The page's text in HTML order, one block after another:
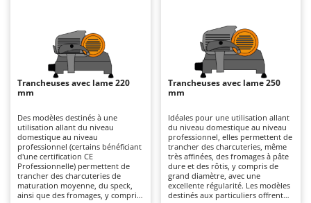
Bennes pour tracteur
Brosses pour sols extérieurs
Brouettes à moteur
Broyeurs à axe horizontal pour tracteur
Butteurs pour tracteur
C
Chargeurs de batterie - Démarreurs
Charrues pour tracteur
Ariete
Artus
Attila
Ausonia
Awelco
B
Baesso
Bahco
ou les résidences secondaires.
Elles trouvent facilement leur
place dans toutes les cuisines et
sont très simples à nettoyer. Les
lames de 170 mm sont adaptées
aux petites quantités et
garantissent un bon contrôle de
l'épaisseur de coupe. Leur
nécessite un simple raccordement
au réseau. Par rapport aux
modèles équipés de lames de plus
grand diamètre, elles offrent un
encombrement réduit et une
meilleure maniabilité, ce qui les
rend idéales pour une utilisation
occasionnelle. Après chaque
utilisation, il faut nettoyer
facilite leur installation dans les
cuisines domestiques.
L'alimentation est électrique et
nécessite un raccordement direct
au réseau. Il faut nettoyer
soigneusement la lame, le plateau,
le presse-produit et le chariot
après chaque utilisation afin de
de coupe.
Trancheuses avec lame 220
mm
Des modèles destinés à une
utilisation allant du niveau
domestique au niveau
professionnel (certains bénéficiant
d'une certification CE
Professionnelle) permettent de
trancher des charcuteries de
maturation moyenne, du speck,
ainsi que des fromages, y compris
Trancheuses avec lame 250
mm
Idéales pour une utilisation allant
du niveau domestique au niveau
professionnel, elles permettent de
trancher des charcuteries, même
très affinées, des fromages à pâte
dure et des rôtis, y compris de
grand diamètre, avec une
excellente régularité. Les modèles
destinés aux particuliers offrent